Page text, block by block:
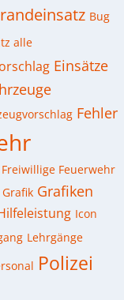
Bug
alle
Einsätze
Fehler
Freiwillige Feuerwehr
Grafik Grafiken
Icon
Lehrgänge
Polizei